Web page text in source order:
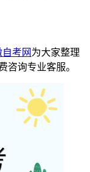
自考网 为大家整理
咨询专业客服。